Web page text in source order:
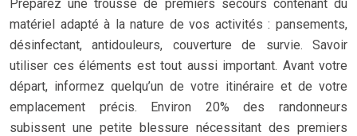
Préparez une trousse de premiers secours contenant du
matériel adapté à la nature de vos activités : pansements,
désinfectant, antidouleurs, couverture de survie. Savoir
utiliser ces éléments est tout aussi important. Avant votre
départ, informez quelqu’un de votre itinéraire et de votre
emplacement précis. Environ 20% des randonneurs
subissent une petite blessure nécessitant des premiers